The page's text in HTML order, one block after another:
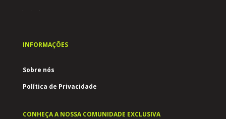
INFORMAÇÕES
Sobre nós
Política de Privacidade
CONHEÇA A NOSSA COMUNIDADE EXCLUSIVA